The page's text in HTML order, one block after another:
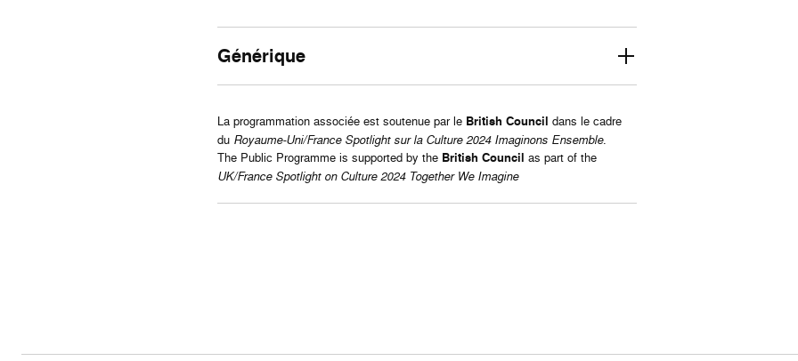
Générique
La programmation associée est soutenue par le British Council dans le cadre
du Royaume-Uni/France Spotlight sur la Culture 2024 Imaginons Ensemble.
The Public Programme is supported by the British Council as part of the
UK/France Spotlight on Culture 2024 Together We Imagine